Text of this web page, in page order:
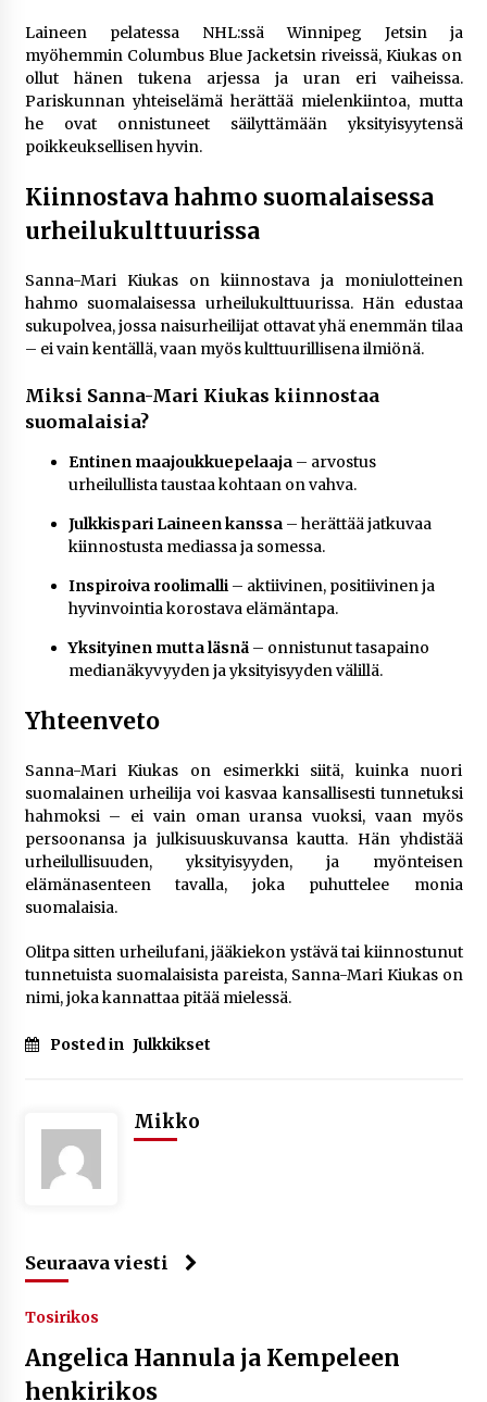
Laineen pelatessa NHL:ssä Winnipeg Jetsin ja
myöhemmin Columbus Blue Jacketsin riveissä, Kiukas on
ollut hänen tukena arjessa ja uran eri vaiheissa.
Pariskunnan yhteiselämä herättää mielenkiintoa, mutta
he ovat onnistuneet säilyttämään yksityisyytensä
poikkeuksellisen hyvin.
Kiinnostava hahmo suomalaisessa
urheilukulttuurissa
Sanna-Mari Kiukas on kiinnostava ja moniulotteinen
hahmo suomalaisessa urheilukulttuurissa. Hän edustaa
sukupolvea, jossa naisurheilijat ottavat yhä enemmän tilaa
– ei vain kentällä, vaan myös kulttuurillisena ilmiönä.
Miksi Sanna-Mari Kiukas kiinnostaa
suomalaisia?
Entinen maajoukkuepelaaja– arvostus
urheilullista taustaa kohtaan on vahva.
Julkkispari Laineen kanssa– herättää jatkuvaa
kiinnostusta mediassa ja somessa.
Inspiroiva roolimalli– aktiivinen, positiivinen ja
hyvinvointia korostava elämäntapa.
Yksityinen mutta läsnä– onnistunut tasapaino
medianäkyvyyden ja yksityisyyden välillä.
Yhteenveto
Sanna-Mari Kiukas on esimerkki siitä, kuinka nuori
suomalainen urheilija voi kasvaa kansallisesti tunnetuksi
hahmoksi – ei vain oman uransa vuoksi, vaan myös
persoonansa ja julkisuuskuvansa kautta. Hän yhdistää
urheilullisuuden, yksityisyyden, ja myönteisen
elämänasenteen tavalla, joka puhuttelee monia
suomalaisia.
Olitpa sitten urheilufani, jääkiekon ystävä tai kiinnostunut
tunnetuista suomalaisista pareista, Sanna-Mari Kiukas on
nimi, joka kannattaa pitää mielessä.
Posted in Julkkikset
Mikko
Seuraava viesti
Tosirikos
Angelica Hannula ja Kempeleen
henkirikos